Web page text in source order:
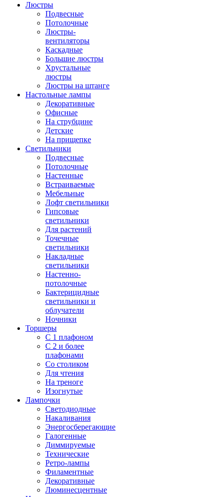
Люстры
Подвесные
Потолочные
Люстры-
вентиляторы
Каскадные
Большие люстры
Хрустальные
люстры
Люстры на штанге
Настольные лампы
Декоративные
Офисные
На струбцине
Детские
На прищепке
Светильники
Подвесные
Потолочные
Настенные
Встраиваемые
Мебельные
Лофт светильники
Гипсовые
светильники
Для растений
Точечные
светильники
Накладные
светильники
Настенно-
потолочные
Бактерицидные
светильники и
облучатели
Ночники
Торшеры
С 1 плафоном
С 2 и более
плафонами
Со столиком
Для чтения
На треноге
Изогнутые
Лампочки
Светодиодные
Накаливания
Энергосберегающие
Галогенные
Диммируемые
Технические
Ретро-лампы
Филаментные
Декоративные
Люминесцентные